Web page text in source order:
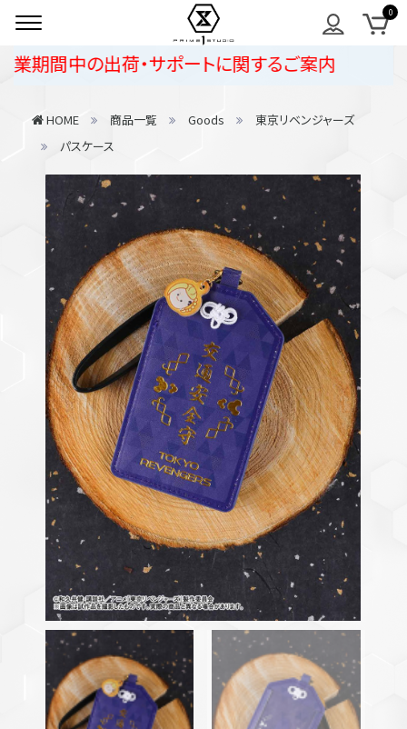
中の出荷・サポートに関するご案内
HOME 商品一覧 Goods
東京リベンジャーズ
パスケース